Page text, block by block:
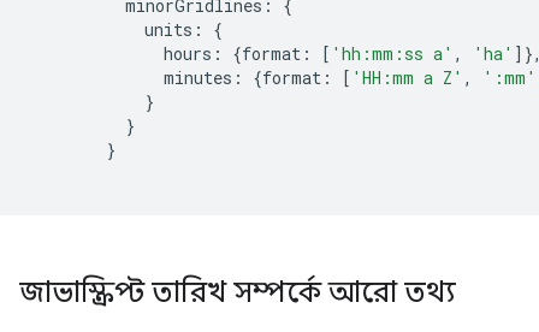
minorGridlines :
{
units :
{
hours : {format : [ 'hh:mm:ss a' , 'ha'
minutes : {format : [ 'HH:mm a Z' , ':mm'
}
}
}
জাভাস্ক্রিপ্ট তারিখ সম্পর্কে আরো তথ্য